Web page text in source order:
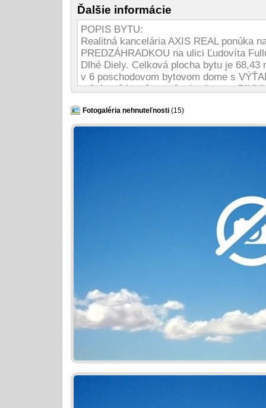
Ďalšie informácie
POPIS BYTU:
Realitná kancelária AXIS REAL ponúka
PREDZÁHRADKOU na ulici Ľudovíta
Dlhé Diely. Celková plocha bytu je
v 6 poschodovom bytovom dome s
m2, ktorá je prístupná z kuchyne a
toalety. Je orientovaný na východ. K
kanceláriu vo výške 2400,- eur. STAV
KARLOVA VES / DLHÉ DIELY / ULICA
Fotogaléria nehnuteľnosti (15)